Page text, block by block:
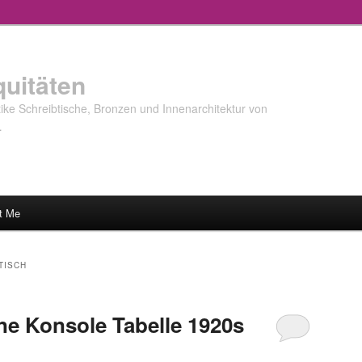
Schreibtische, Bronzen und Innenarchitektur von
Me
Konsole Tabelle 1920s